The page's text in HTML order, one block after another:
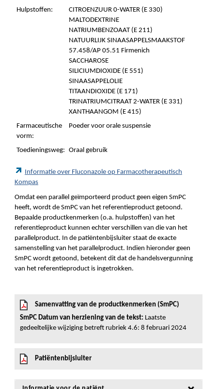
Hulpstoffen:
CITROENZUUR 0-WATER (E 330)
MALTODEXTRINE
NATRIUMBENZOAAT (E 211)
NATUURLIJK SINAASAPPELSMAAKSTOF
57.458/AP 05.51 Firmenich
SACCHAROSE
SILICIUMDIOXIDE (E 551)
SINAASAPPELOLIE
TITAANDIOXIDE (E 171)
TRINATRIUMCITRAAT 2-WATER (E 331)
XANTHAANGOM (E 415)
Farmaceutische
vorm:
Poeder voor orale suspensie
Toedieningsweg: Oraal gebruik
Informatie over Fluconazole op Farmacotherapeutisch
Kompas
Omdat een parallel geïmporteerd product geen eigen SmPC
heeft, wordt de SmPC van het referentieproduct getoond.
Bepaalde productkenmerken (o.a. hulpstoffen) van het
referentieproduct kunnen echter verschillen van die van het
parallelproduct. In de patiëntenbijsluiter staat de exacte
samenstelling van het parallelproduct. Indien hieronder geen
SmPC wordt getoond, betekent dit dat de handelsvergunning
van het referentieproduct is ingetrokken.
Samenvatting van de productkenmerken (SmPC)
SmPC Datum van herziening van de tekst: Laatste
gedeeltelijke wijziging betreft rubriek 4.6: 8 februari 2024
Patiëntenbijsluiter